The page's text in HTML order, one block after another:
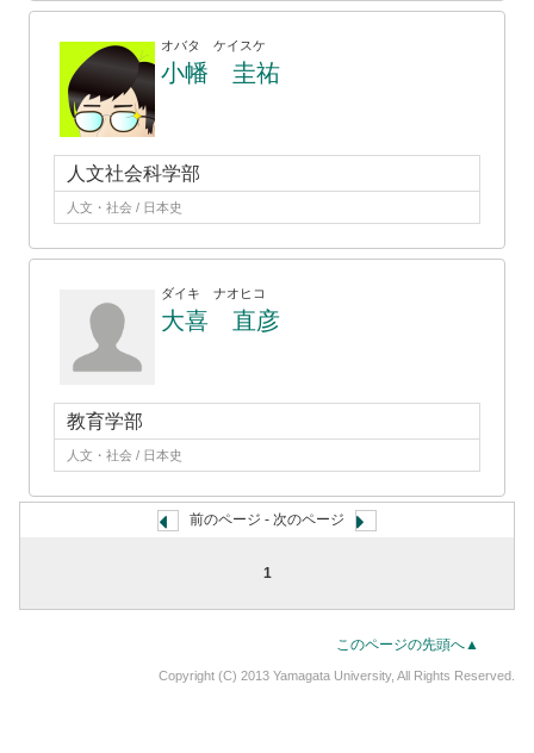
オバタ ケイスケ
小幡 圭祐
人文社会科学部
人文・社会 / 日本史
ダイキ ナオヒコ
大喜 直彦
教育学部
人文・社会 / 日本史
前のページ - 次のページ
1
このページの先頭へ▲
Copyright (C) 2013 Yamagata University, All Rights Reserved.